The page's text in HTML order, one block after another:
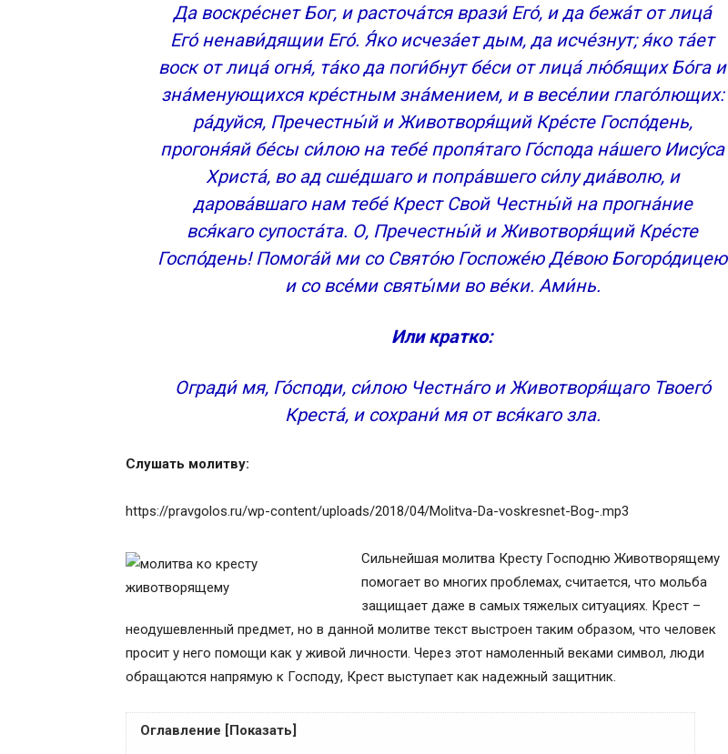
Да воскре́снет Бог, и расточа́тся врази́ Его́, и да бежа́т от лица́
Его́ ненави́дящии Его́. Я́ко исчеза́ет дым, да исче́знут; я́ко та́ет
воск от лица́ огня́, та́ко да поги́бнут бе́си от лица́ лю́бящих Бо́га и
зна́менующихся кре́стным зна́мением, и в весе́лии глаго́лющих:
ра́дуйся, Пречестны́й и Животворя́щий Кре́сте Госпо́день,
прогоня́яй бе́сы си́лою на тебе́ пропя́таго Го́спода на́шего Иису́са
Христа́, во ад сше́дшаго и попра́вшего си́лу диа́волю, и
дарова́вшаго нам тебе́ Крест Свой Честны́й на прогна́ние
вся́каго супоста́та. О, Пречестны́й и Животворя́щий Кре́сте
Госпо́день! Помога́й ми со Свято́ю Госпоже́ю Де́вою Богоро́дицею
и со все́ми святы́ми во ве́ки. Ами́нь.
Или кратко:
Огради́ мя, Го́споди, си́лою Честна́го и Животворя́щаго Твоего́
Креста́, и сохрани́ мя от вся́каго зла.
Слушать молитву:
https://pravgolos.ru/wp-content/uploads/2018/04/Molitva-Da-voskresnet-Bog-.mp3
Сильнейшая молитва Кресту Господню Животворящему
помогает во многих проблемах, считается, что мольба
защищает даже в самых тяжелых ситуациях. Крест –
неодушевленный предмет, но в данной молитве текст выстроен таким образом, что человек
просит у него помощи как у живой личности. Через этот намоленный веками символ, люди
обращаются напрямую к Господу, Крест выступает как надежный защитник.
Оглавление [Показать]